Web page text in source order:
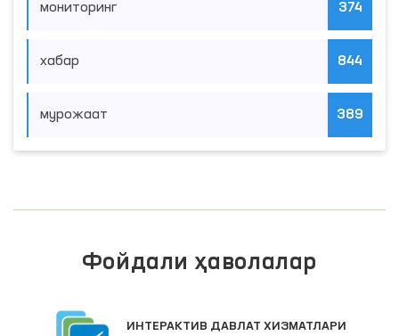
мониторинг 374
хабар 844
мурожаат 389
Фойдали ҳаволалар
ИНТЕРАКТИВ ДАВЛАТ ХИЗМАТЛАРИ